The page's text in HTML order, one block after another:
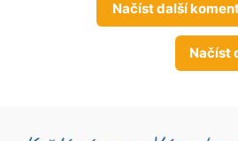
Načíst další
Načíst